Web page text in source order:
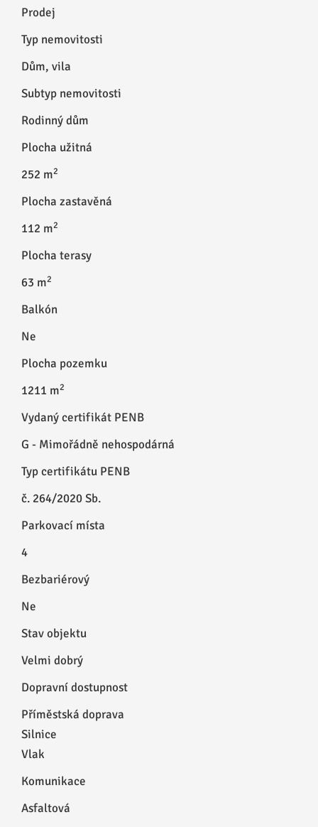
Prodej
Typ nemovitosti
Dům, vila
Subtyp nemovitosti
Rodinný dům
Plocha užitná
252 m2
Plocha zastavěná
112 m2
Plocha terasy
63 m2
Balkón
Ne
Plocha pozemku
1211 m2
Vydaný certifikát PENB
G - Mimořádně nehospodárná
Typ certifikátu PENB
č. 264/2020 Sb.
Parkovací místa
4
Bezbariérový
Ne
Stav objektu
Velmi dobrý
Dopravní dostupnost
Příměstská doprava
Silnice
Vlak
Komunikace
Asfaltová